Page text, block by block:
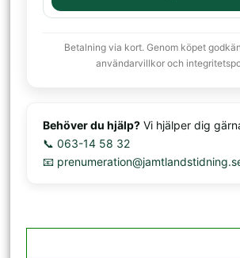
Betalning via kort. Genom köpet
användarvillkor och
Behöver du hjälp? Vi hjälper dig
📞 063-14 58 32
📧